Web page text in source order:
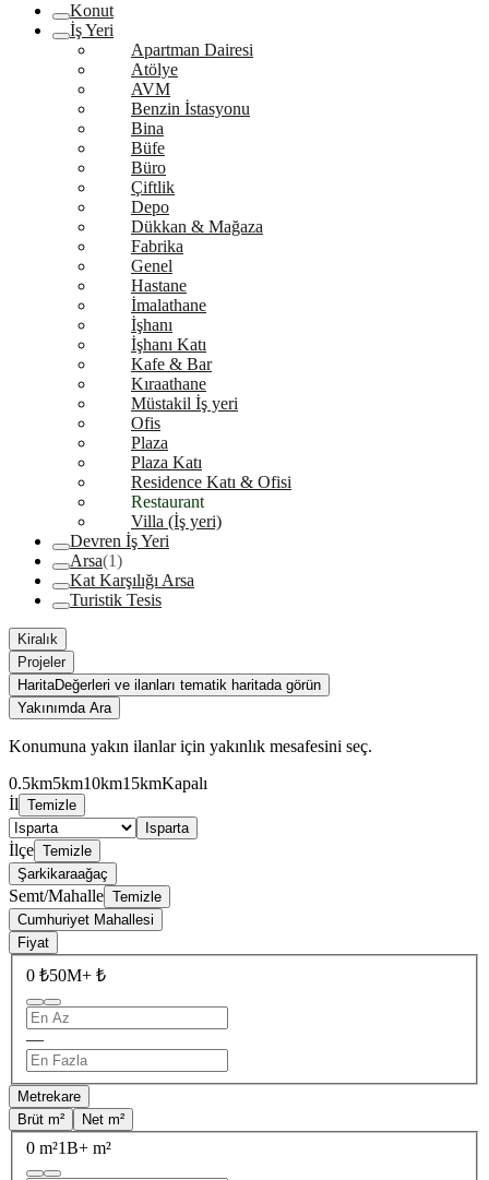
Konut
İş Yeri
Apartman Dairesi
Atölye
AVM
Benzin İstasyonu
Bina
Büfe
Büro
Çiftlik
Depo
Dükkan & Mağaza
Fabrika
Genel
Hastane
İmalathane
İşhanı
İşhanı Katı
Kafe & Bar
Kıraathane
Müstakil İş yeri
Ofis
Plaza
Plaza Katı
Residence Katı & Ofisi
Restaurant
Villa (İş yeri)
Devren İş Yeri
Arsa(1)
Kat Karşılığı Arsa
Turistik Tesis
Kiralık
Projeler
HaritaDeğerleri ve ilanları tematik haritada görün
Yakınımda Ara
Konumuna yakın ilanlar için yakınlık mesafesini seç.
0.5km5km10km15kmKapalı
İl Temizle
Isparta
İlçe Temizle
Şarkikaraağaç
Semt/Mahalle Temizle
Cumhuriyet Mahallesi
Fiyat
0 ₺50M+ ₺
—
Metrekare
Brüt m²
Net m²
0 m²1B+ m²